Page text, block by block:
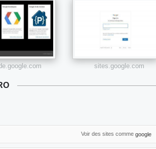
sites.google.com
Voir des sites comme google